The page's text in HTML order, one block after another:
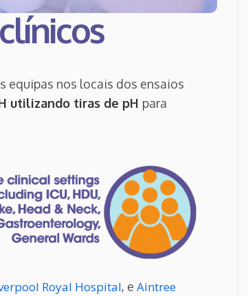
equipas nos locais dos ensaios
utilizando tiras de pH para
Royal Hospital, e Aintree